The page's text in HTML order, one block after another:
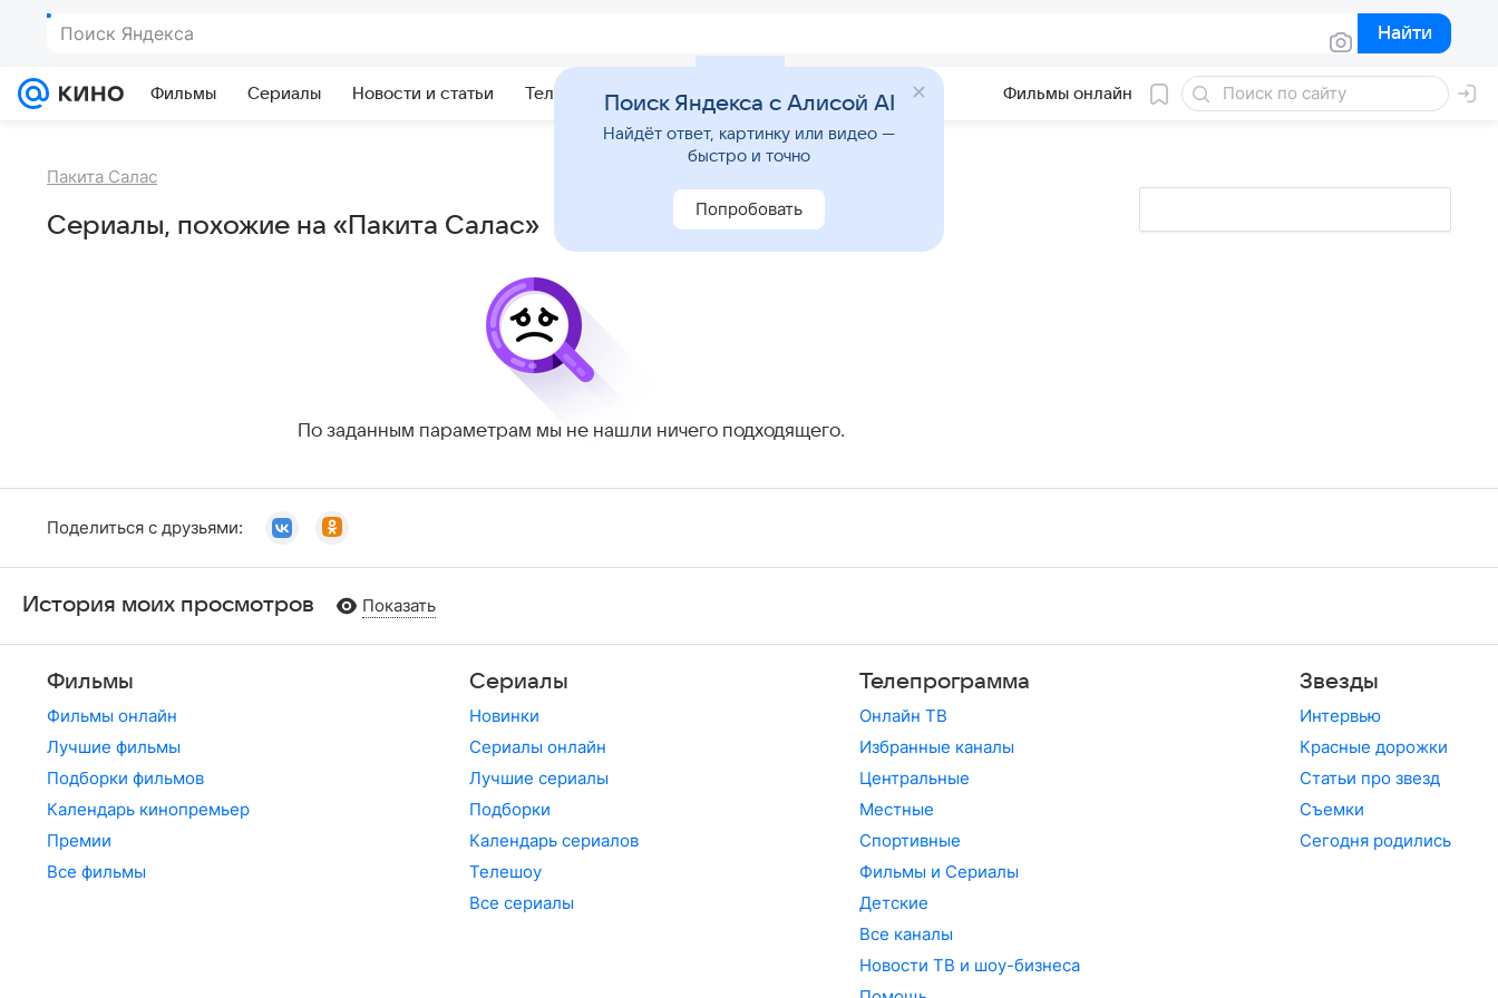
Поиск Яндекса Найти
Найти
Фильмы Сериалы Новости и статьи Телепрограмма Фильмы онлайн
Пакита Салас
Сериалы, похожие на «Пакита Салас»
По заданным параметрам мы не нашли ничего подходящего.
Поделиться с друзьями:
История моих просмотров Показать
Фильмы
Фильмы онлайн
Лучшие фильмы
Подборки фильмов
Календарь кинопремьер
Премии
Все фильмы
Сериалы
Новинки
Сериалы онлайн
Лучшие сериалы
Подборки
Календарь сериалов
Телешоу
Все сериалы
Телепрограмма
Онлайн ТВ
Избранные каналы
Центральные
Местные
Спортивные
Фильмы и Сериалы
Детские
Все каналы
Новости ТВ и шоу-бизнеса
Звезды
Интервью
Красные дорожки
Статьи про звезд
Съемки
Сегодня родились
Поиск Яндекса с Алисой AI
Найдёт ответ, картинку или видео —
быстро и точно
Попробовать